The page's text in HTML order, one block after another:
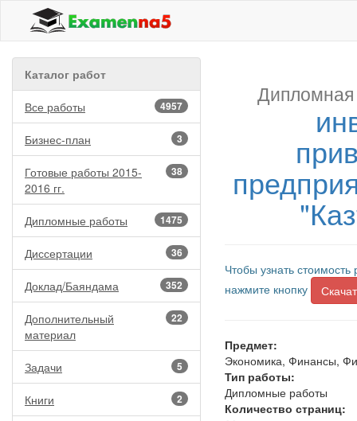
Каталог работ
4957
Все работы
3
Бизнес-план
38
Готовые работы 2015-
2016 гг.
1475
Дипломные работы
36
Диссертации
352
Доклад/Баяндама
22
Дополнительный
материал
5
Задачи
2
Книги
Чтобы узнать
нажмите кнопку
Предмет:
Экономика, Финансы,
Тип работы:
Дипломные работы
Количество страниц: